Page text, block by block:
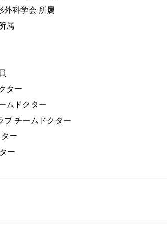
外科学会 所属
属
ター
ムドクター
ブ チームドクター
ー
ー